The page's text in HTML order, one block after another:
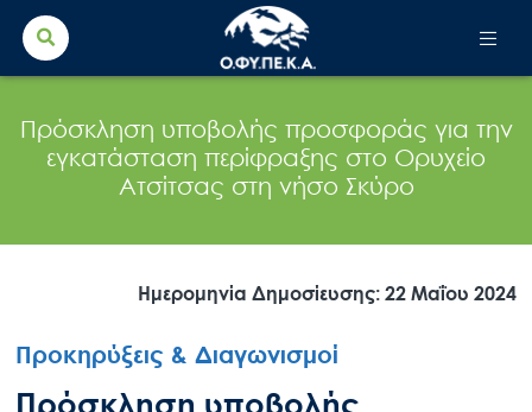
Search
for:
Πρόσκληση υποβολής προσφοράς για την
εγκατάσταση περίφραξης στο Ορυχείο
Ατσίτσας στη νήσο Σκύρο
Ημερομηνία Δημοσίευσης: 22 Μαΐου 2024
Προκηρύξεις & Διαγωνισμοί
Πρόσκληση υποβολής